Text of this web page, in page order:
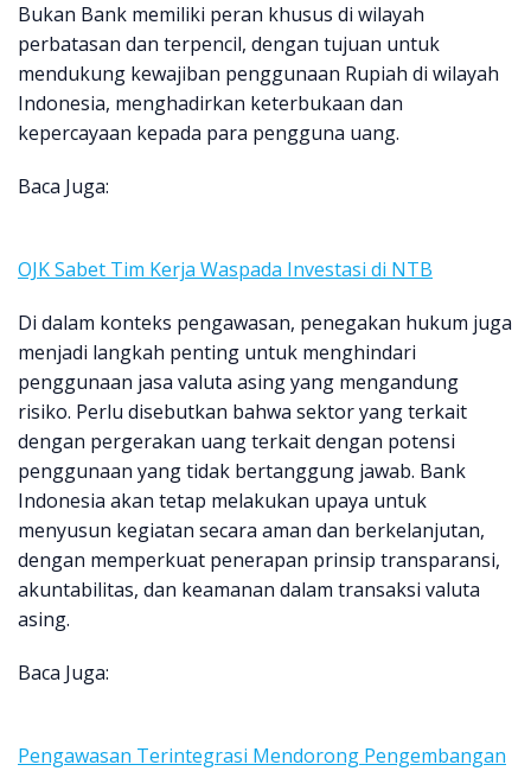
Bukan Bank memiliki peran khusus di wilayah
perbatasan dan terpencil, dengan tujuan untuk
mendukung kewajiban penggunaan Rupiah di wilayah
Indonesia, menghadirkan keterbukaan dan
kepercayaan kepada para pengguna uang.
Baca Juga:
OJK Sabet Tim Kerja Waspada Investasi di NTB
Di dalam konteks pengawasan, penegakan hukum juga
menjadi langkah penting untuk menghindari
penggunaan jasa valuta asing yang mengandung
risiko. Perlu disebutkan bahwa sektor yang terkait
dengan pergerakan uang terkait dengan potensi
penggunaan yang tidak bertanggung jawab. Bank
Indonesia akan tetap melakukan upaya untuk
menyusun kegiatan secara aman dan berkelanjutan,
dengan memperkuat penerapan prinsip transparansi,
akuntabilitas, dan keamanan dalam transaksi valuta
asing.
Baca Juga:
Pengawasan Terintegrasi Mendorong Pengembangan